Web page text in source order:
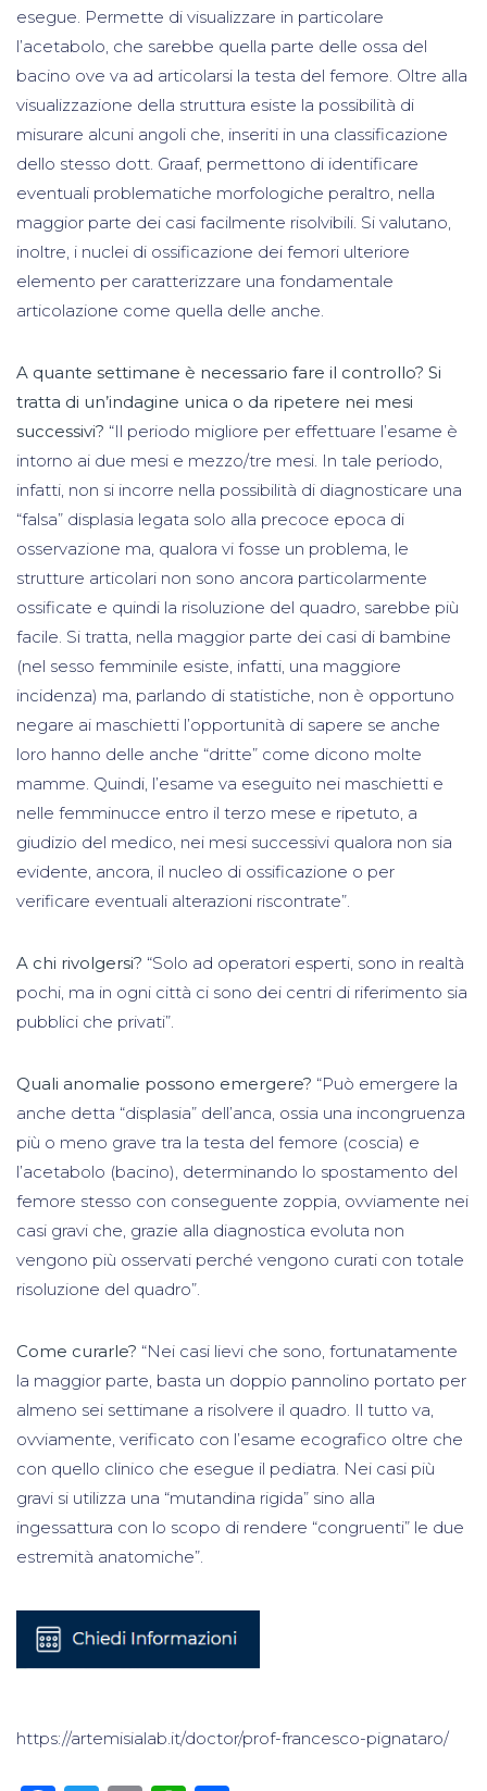
esegue. Permette di visualizzare in particolare
l’acetabolo, che sarebbe quella parte delle ossa del
bacino ove va ad articolarsi la testa del femore. Oltre alla
visualizzazione della struttura esiste la possibilità di
misurare alcuni angoli che, inseriti in una classificazione
dello stesso dott. Graaf, permettono di identificare
eventuali problematiche morfologiche peraltro, nella
maggior parte dei casi facilmente risolvibili. Si valutano,
inoltre, i nuclei di ossificazione dei femori ulteriore
elemento per caratterizzare una fondamentale
articolazione come quella delle anche.
A quante settimane è necessario fare il controllo? Si
tratta di un’indagine unica o da ripetere nei mesi
successivi? “Il periodo migliore per effettuare l’esame è
intorno ai due mesi e mezzo/tre mesi. In tale periodo,
infatti, non si incorre nella possibilità di diagnosticare una
“falsa” displasia legata solo alla precoce epoca di
osservazione ma, qualora vi fosse un problema, le
strutture articolari non sono ancora particolarmente
ossificate e quindi la risoluzione del quadro, sarebbe più
facile. Si tratta, nella maggior parte dei casi di bambine
(nel sesso femminile esiste, infatti, una maggiore
incidenza) ma, parlando di statistiche, non è opportuno
negare ai maschietti l’opportunità di sapere se anche
loro hanno delle anche “dritte” come dicono molte
mamme. Quindi, l’esame va eseguito nei maschietti e
nelle femminucce entro il terzo mese e ripetuto, a
giudizio del medico, nei mesi successivi qualora non sia
evidente, ancora, il nucleo di ossificazione o per
verificare eventuali alterazioni riscontrate”.
A chi rivolgersi? “Solo ad operatori esperti, sono in realtà
pochi, ma in ogni città ci sono dei centri di riferimento sia
pubblici che privati”.
Quali anomalie possono emergere? “Può emergere la
anche detta “displasia” dell’anca, ossia una incongruenza
più o meno grave tra la testa del femore (coscia) e
l’acetabolo (bacino), determinando lo spostamento del
femore stesso con conseguente zoppia, ovviamente nei
casi gravi che, grazie alla diagnostica evoluta non
vengono più osservati perché vengono curati con totale
risoluzione del quadro”.
Come curarle? “Nei casi lievi che sono, fortunatamente
la maggior parte, basta un doppio pannolino portato per
almeno sei settimane a risolvere il quadro. Il tutto va,
ovviamente, verificato con l’esame ecografico oltre che
con quello clinico che esegue il pediatra. Nei casi più
gravi si utilizza una “mutandina rigida” sino alla
ingessattura con lo scopo di rendere “congruenti” le due
estremità anatomiche”.
https://artemisialab.it/doctor/prof-francesco-pignataro/